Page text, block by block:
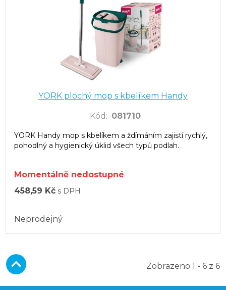
YORK plochý mop s kbelíkem Handy
Kód : 081710
YORK Handy mop s kbelíkem a ždímáním zajistí rychlý,
pohodlný a hygienický úklid všech typů podlah.
Momentálně nedostupné
458,59 Kč s DPH
Neprodejný
Zobrazeno 1 - 6 z 6